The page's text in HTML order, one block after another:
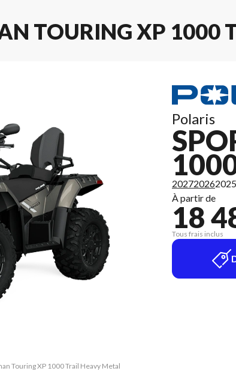
TOURING XP 1000
Touring XP 1000 Trail Heavy Metal
Polaris
202720262025
À partir de
18
Tous frais inclus